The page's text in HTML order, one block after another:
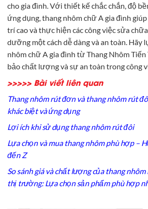
cho gia đình. Với thiết kế chắc chắn, độ
ứng dụng, thang nhôm chữ A gia đình
trí cao và thực hiện các công việc sửa
dưỡng một cách dễ dàng và an toàn. Hãy
nhôm chữ A gia đình từ Thang Nhôm Tiến
bảo chất lượng và sự an toàn trong công
>>>>> Bài viết liên quan
Thang nhôm rút đơn và thang nhôm rút
khác biệt và ứng dụng
Lợi ích khi sử dụng thang nhôm rút đôi
Lựa chọn và mua thang nhôm phù hợp –
đến Z
So sánh giá và chất lượng của thang
thị trường: Lựa chọn sản phẩm phù hợp